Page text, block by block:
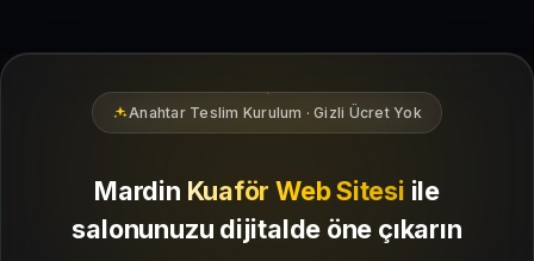
Mardin bölgesindeki yerel müşterilerin sizi bulmasına
Anahtar Teslim Kurulum · Gizli Ücret Yok
Mardin Kuaför Web Sitesi ile
salonunuzu dijitalde öne çıkarın